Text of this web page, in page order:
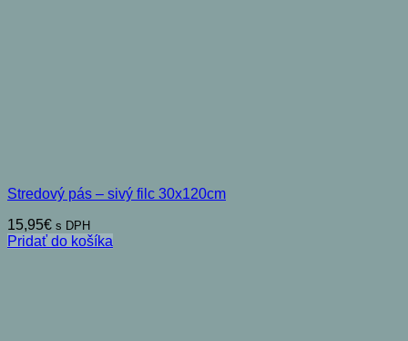
Stredový pás – sivý filc 30x120cm
15,95€ s DPH
Pridať do košíka